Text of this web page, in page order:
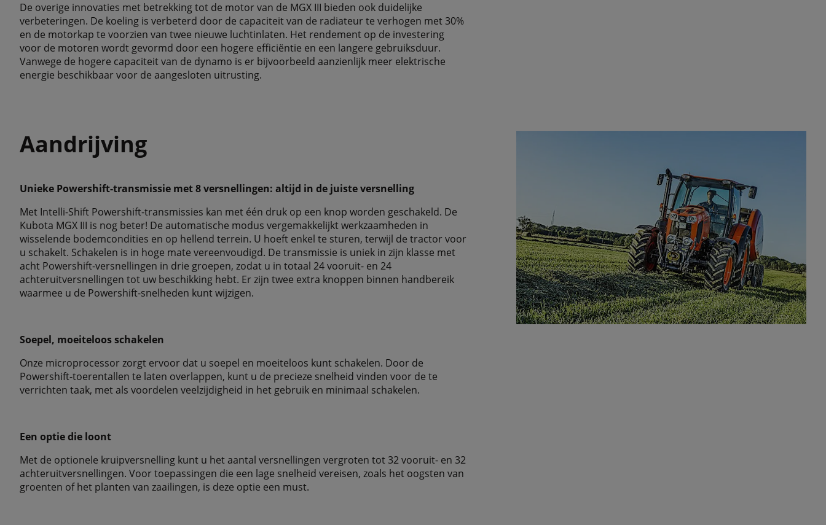
De overige innovaties met betrekking tot de motor van de MGX III bieden ook duidelijke
verbeteringen. De koeling is verbeterd door de capaciteit van de radiateur te verhogen met 30%
en de motorkap te voorzien van twee nieuwe luchtinlaten. Het rendement op de investering
voor de motoren wordt gevormd door een hogere efficiëntie en een langere gebruiksduur.
Vanwege de hogere capaciteit van de dynamo is er bijvoorbeeld aanzienlijk meer elektrische
energie beschikbaar voor de aangesloten uitrusting.
Aandrijving
Unieke Powershift-transmissie met 8 versnellingen: altijd in de juiste versnelling
Met Intelli-Shift Powershift-transmissies kan met één druk op een knop worden geschakeld. De
Kubota MGX III is nog beter! De automatische modus vergemakkelijkt werkzaamheden in
wisselende bodemcondities en op hellend terrein. U hoeft enkel te sturen, terwijl de tractor voor
u schakelt. Schakelen is in hoge mate vereenvoudigd. De transmissie is uniek in zijn klasse met
acht Powershift-versnellingen in drie groepen, zodat u in totaal 24 vooruit- en 24
achteruitversnellingen tot uw beschikking hebt. Er zijn twee extra knoppen binnen handbereik
waarmee u de Powershift-snelheden kunt wijzigen.
Soepel, moeiteloos schakelen
Onze microprocessor zorgt ervoor dat u soepel en moeiteloos kunt schakelen. Door de
Powershift-toerentallen te laten overlappen, kunt u de precieze snelheid vinden voor de te
verrichten taak, met als voordelen veelzijdigheid in het gebruik en minimaal schakelen.
Een optie die loont
Met de optionele kruipversnelling kunt u het aantal versnellingen vergroten tot 32 vooruit- en 32
achteruitversnellingen. Voor toepassingen die een lage snelheid vereisen, zoals het oogsten van
groenten of het planten van zaailingen, is deze optie een must.